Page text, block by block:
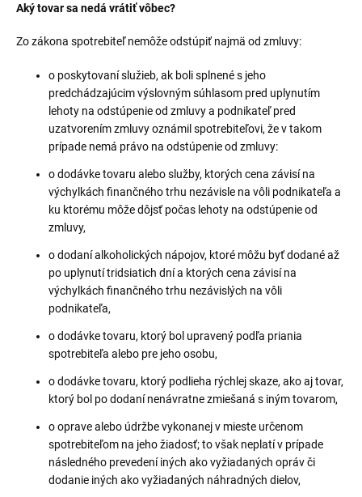
Aký tovar sa nedá vrátiť vôbec?
Zo zákona spotrebiteľ nemôže odstúpiť najmä od zmluvy:
o poskytovaní služieb, ak boli splnené s jeho
predchádzajúcim výslovným súhlasom pred uplynutím
lehoty na odstúpenie od zmluvy a podnikateľ pred
uzatvorením zmluvy oznámil spotrebiteľovi, že v takom
prípade nemá právo na odstúpenie od zmluvy:
o dodávke tovaru alebo služby, ktorých cena závisí na
výchylkách finančného trhu nezávisle na vôli podnikateľa a
ku ktorému môže dôjsť počas lehoty na odstúpenie od
zmluvy,
o dodaní alkoholických nápojov, ktoré môžu byť dodané až
po uplynutí tridsiatich dní a ktorých cena závisí na
výchylkách finančného trhu nezávislých na vôli
podnikateľa,
o dodávke tovaru, ktorý bol upravený podľa priania
spotrebiteľa alebo pre jeho osobu,
o dodávke tovaru, ktorý podlieha rýchlej skaze, ako aj tovar,
ktorý bol po dodaní nenávratne zmiešaná s iným tovarom,
o oprave alebo údržbe vykonanej v mieste určenom
spotrebiteľom na jeho žiadosť; to však neplatí v prípade
následného prevedení iných ako vyžiadaných opráv či
dodanie iných ako vyžiadaných náhradných dielov,